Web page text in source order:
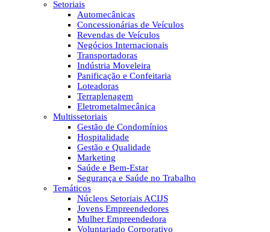
Setoriais
Automecânicas
Concessionárias de Veículos
Revendas de Veículos
Negócios Internacionais
Transportadoras
Indústria Moveleira
Panificação e Confeitaria
Loteadoras
Terraplenagem
Eletrometalmecânica
Multissetoriais
Gestão de Condomínios
Hospitalidade
Gestão e Qualidade
Marketing
Saúde e Bem-Estar
Segurança e Saúde no Trabalho
Temáticos
Núcleos Setoriais ACIJS
Jovens Empreendedores
Mulher Empreendedora
Voluntariado Corporativo